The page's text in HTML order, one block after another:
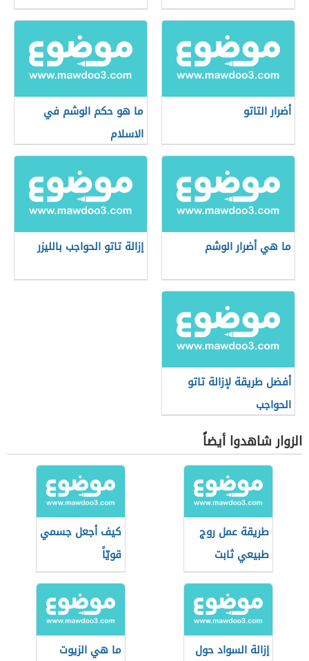
أضرار التاتو
ما هو حكم الوشم في
الاسلام
ما هي أضرار الوشم إزالة تاتو الحواجب بالليزر
أفضل طريقة لإزالة تاتو
الحواجب
الزوار شاهدوا أيضاً
طريقة عمل روج
طبيعي ثابت
كيف أجعل جسمي
قويّاً
إزالة السواد حول
ما هي الزيوت